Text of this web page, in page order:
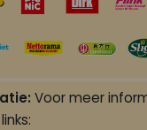
Voor meer